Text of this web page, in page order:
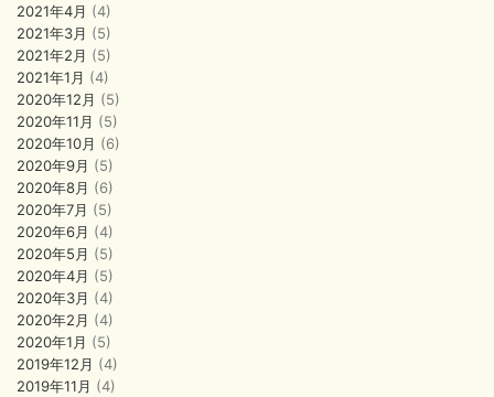
2021年4月 (4)
2021年3月 (5)
2021年2月 (5)
2021年1月 (4)
2020年12月 (5)
2020年11月 (5)
2020年10月 (6)
2020年9月 (5)
2020年8月 (6)
2020年7月 (5)
2020年6月 (4)
2020年5月 (5)
2020年4月 (5)
2020年3月 (4)
2020年2月 (4)
2020年1月 (5)
2019年12月 (4)
2019年11月 (4)